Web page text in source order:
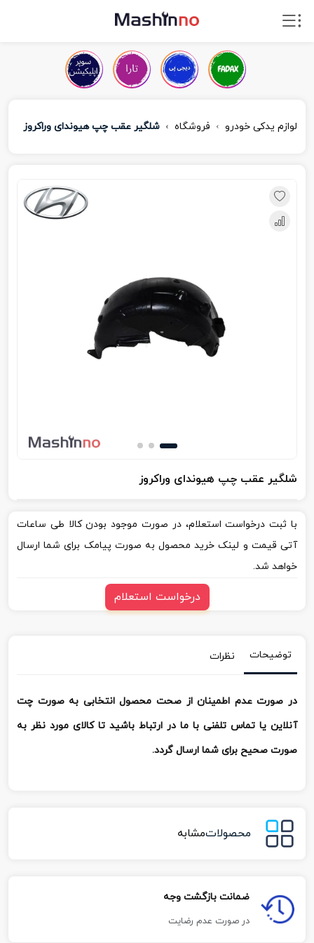
لوازم یدکی خودرو فروشگاه شلگیر عقب چپ هیوندای وراکروز
شلگیر عقب چپ هیوندای وراکروز
با ثبت درخواست استعلام، در صورت موجود بودن کالا طی ساعات
آتی قیمت و لینک خرید محصول به صورت پیامک برای شما ارسال
خواهد شد.
درخواست استعلام
توضیحات نظرات
در صورت عدم اطمینان از صحت محصول انتخابی به صورت چت
آنلاین یا تماس تلفنی با ما در ارتباط باشید تا کالای مورد نظر به
صورت صحیح برای شما ارسال گردد.
محصولاتمشابه
ضمانت بازگشت وجه
در صورت عدم رضایت